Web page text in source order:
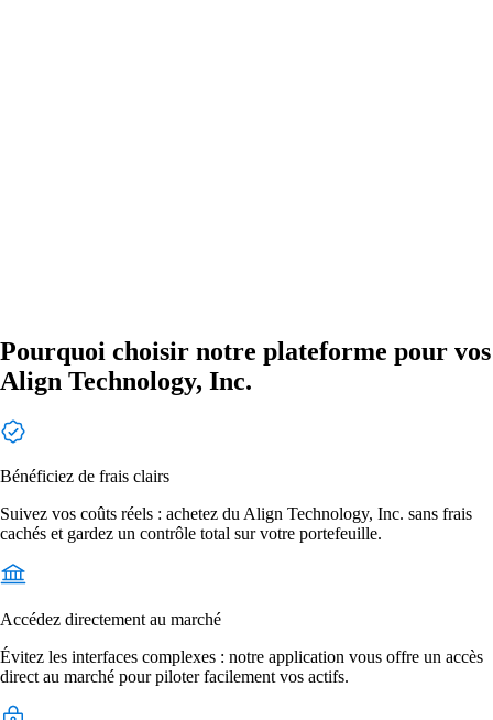
Pourquoi choisir notre plateforme pour vos
Align Technology, Inc.
Bénéficiez de frais clairs
Suivez vos coûts réels : achetez du Align Technology, Inc. sans frais
cachés et gardez un contrôle total sur votre portefeuille.
Accédez directement au marché
Évitez les interfaces complexes : notre application vous offre un accès
direct au marché pour piloter facilement vos actifs.